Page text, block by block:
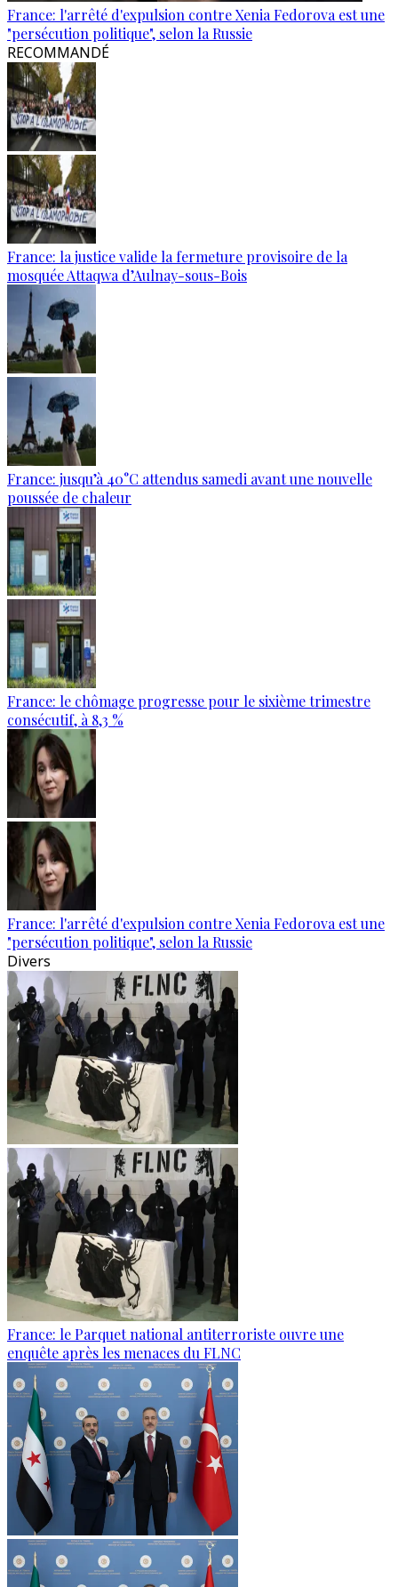
France: l'arrêté d'expulsion contre Xenia Fedorova est une
"persécution politique", selon la Russie
RECOMMANDÉ
France: la justice valide la fermeture provisoire de la
mosquée Attaqwa d’Aulnay-sous-Bois
France: jusqu’à 40°C attendus samedi avant une nouvelle
poussée de chaleur
France: le chômage progresse pour le sixième trimestre
consécutif, à 8,3 %
France: l'arrêté d'expulsion contre Xenia Fedorova est une
"persécution politique", selon la Russie
Divers
France: le Parquet national antiterroriste ouvre une
enquête après les menaces du FLNC